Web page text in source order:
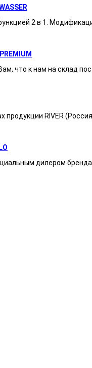
2 в 1.
к нам на склад
RIVER
дилером